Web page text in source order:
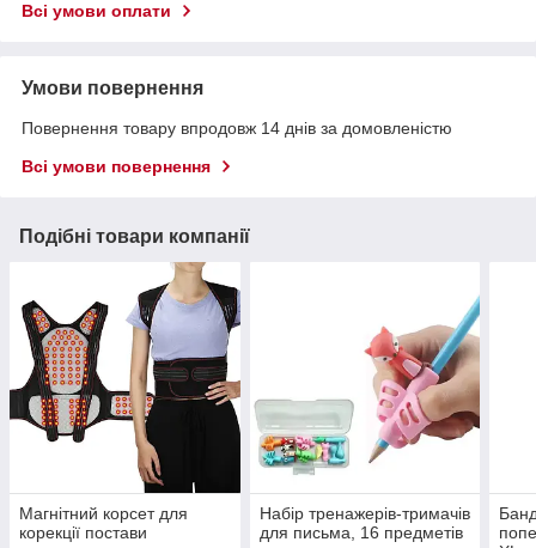
Всі умови оплати
Умови повернення
Повернення товару впродовж 14 днів за домовленістю
Всі умови повернення
Подібні товари компанії
Магнітний корсет для
корекції постави
Набір тренажерів-тримачів
для письма, 16 предметів